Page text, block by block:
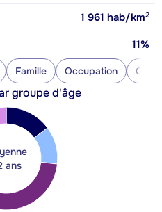
1 961 hab/km2
11%
Famille Occupation
groupe d'âge
ans